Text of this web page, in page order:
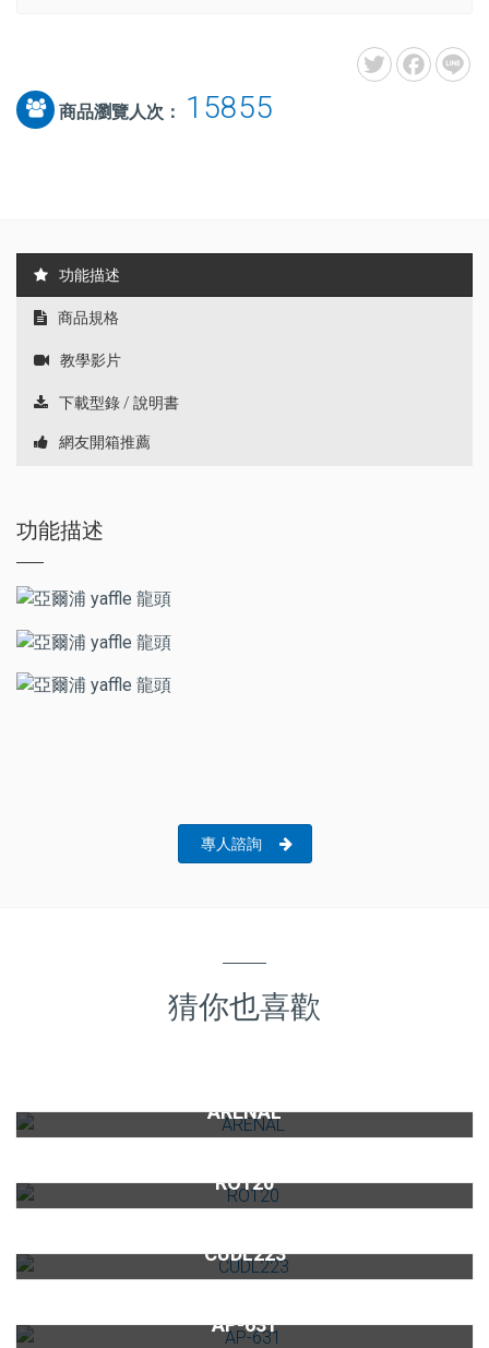
商品瀏覽人次： 15855
功能描述
商品規格
教學影片
下載型錄 / 說明書
網友開箱推薦
功能描述
專人諮詢
猜你也喜歡
ARENAL
RO120
CUDL223
AP-631